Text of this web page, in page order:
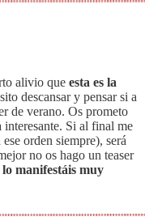
alivio que esta es la
descansar y pensar si a
de verano. Os prometo
interesante. Si al final me
orden siempre), será
no os hago un teaser
lo manifestáis muy